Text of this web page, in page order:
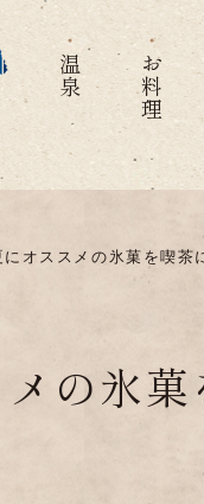
温泉 お料理
にオススメの氷菓を喫茶
の氷